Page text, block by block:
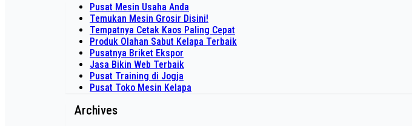
Pusat Mesin Usaha Anda
Temukan Mesin Grosir Disini!
Tempatnya Cetak Kaos Paling Cepat
Produk Olahan Sabut Kelapa Terbaik
Pusatnya Briket Ekspor
Jasa Bikin Web Terbaik
Pusat Training di Jogja
Pusat Toko Mesin Kelapa
Archives